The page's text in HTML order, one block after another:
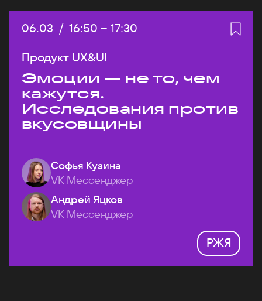
Дата:
06.03 / Начало:
16:50 – Конец:
17:30
Продукт UX&UI
Эмоции — не то, чем
кажутся.
Исследования против
вкусовщины
Софья Кузина
VK Мессенджер
Андрей Яцков
VK Мессенджер
РЖЯ